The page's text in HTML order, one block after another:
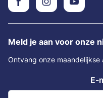
Meld je aan voor onze
Ontvang onze
E-